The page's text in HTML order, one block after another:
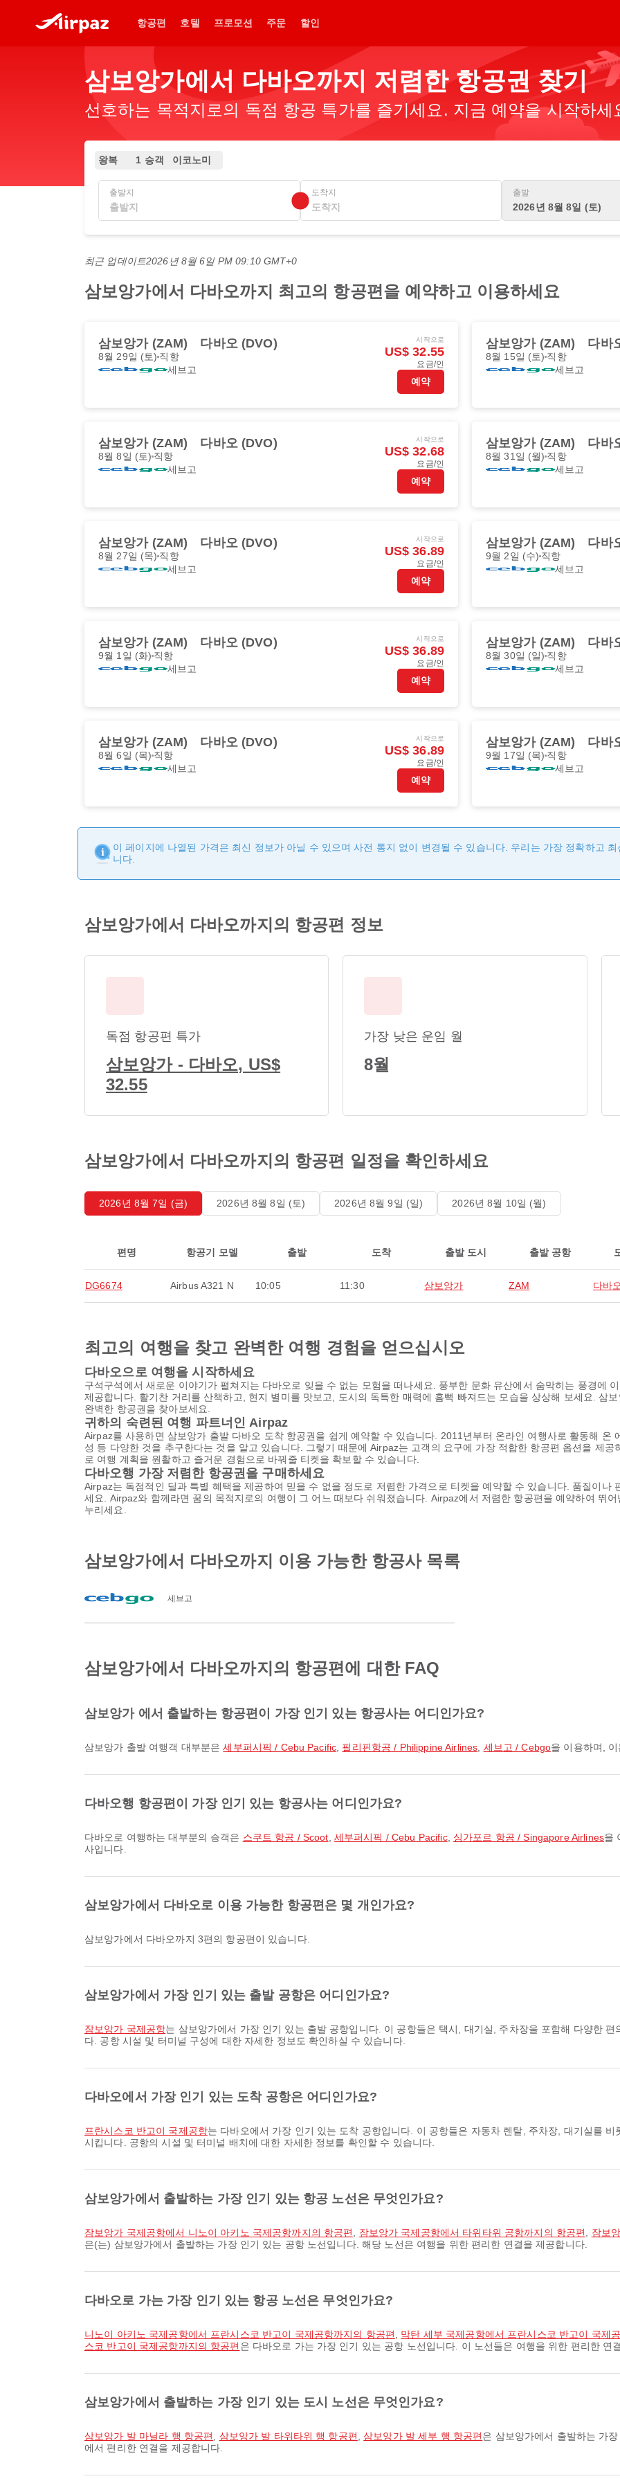
항공편 호텔 프로모션 주문 할인
삼보앙가에서 다바오까지 저렴한 항공권 찾기
선호하는 목적지로의 독점 항공 특가를 즐기세요. 지금 예약을 시작하세
왕복 1 승객 이코노미
출발지 도착지 출발
2026년 8월 8일 (토)
최근 업데이트2026년 8월 6일 PM 09:10 GMT+0
삼보앙가에서 다바오까지 최고의 항공편을 예약하고 이용하세요
삼보앙가 (ZAM) 다바오 (DVO)
8월 29일 (토) 직항
세브고
시작으로
US$ 32.55
요금/인
예약
삼보앙가 (ZAM) 다바
8월 15일 (토) 직항
세브고
삼보앙가 (ZAM) 다바오 (DVO)
8월 8일 (토) 직항
세브고
시작으로
US$ 32.68
요금/인
예약
삼보앙가 (ZAM) 다바
8월 31일 (월) 직항
세브고
삼보앙가 (ZAM) 다바오 (DVO)
8월 27일 (목) 직항
세브고
시작으로
US$ 36.89
요금/인
예약
삼보앙가 (ZAM) 다바
9월 2일 (수) 직항
세브고
삼보앙가 (ZAM) 다바오 (DVO)
9월 1일 (화) 직항
세브고
시작으로
US$ 36.89
요금/인
예약
삼보앙가 (ZAM) 다바
8월 30일 (일) 직항
세브고
삼보앙가 (ZAM) 다바오 (DVO)
8월 6일 (목) 직항
세브고
시작으로
US$ 36.89
요금/인
예약
삼보앙가 (ZAM) 다바
9월 17일 (목) 직항
세브고
이 페이지에 나열된 가격은 최신 정보가 아닐 수 있으며 사전 통지 없이 변경될 수 있습니다. 우리는 가장 정확하고
니다.
삼보앙가에서 다바오까지의 항공편 정보
독점 항공편 특가
삼보앙가 - 다바오, US$
32.55
가장 낮은 운임 월
8월
삼보앙가에서 다바오까지의 항공편 일정을 확인하세요
2026년 8월 7일 (금) 2026년 8월 8일 (토) 2026년 8월 9일 (일) 2026년 8월 10일 (월)
편명 항공기 모델 출발 도착 출발 도시 출발 공항
DG6674 Airbus A321 N 10:05 11:30 삼보앙가 ZAM 다바오
최고의 여행을 찾고 완벽한 여행 경험을 얻으십시오
다바오으로 여행을 시작하세요
구석구석에서 새로운 이야기가 펼쳐지는 다바오로 잊을 수 없는 모험을 떠나세요. 풍부한 문화 유산에서 숨막히는 풍경에
제공합니다. 활기찬 거리를 산책하고, 현지 별미를 맛보고, 도시의 독특한 매력에 흠뻑 빠져드는 모습을 상상해 보세요. 삼
완벽한 항공권을 찾아보세요.
귀하의 숙련된 여행 파트너인 Airpaz
Airpaz를 사용하면 삼보앙가 출발 다바오 도착 항공권을 쉽게 예약할 수 있습니다. 2011년부터 온라인 여행사로 활동해 온
성 등 다양한 것을 추구한다는 것을 알고 있습니다. 그렇기 때문에 Airpaz는 고객의 요구에 가장 적합한 항공편 옵션을 제
로 여행 계획을 원활하고 즐거운 경험으로 바꿔줄 티켓을 확보할 수 있습니다.
다바오행 가장 저렴한 항공권을 구매하세요
Airpaz는 독점적인 딜과 특별 혜택을 제공하여 믿을 수 없을 정도로 저렴한 가격으로 티켓을 예약할 수 있습니다. 품질이나
세요. Airpaz와 함께라면 꿈의 목적지로의 여행이 그 어느 때보다 쉬워졌습니다. Airpaz에서 저렴한 항공편을 예약하여 뛰
누리세요.
삼보앙가에서 다바오까지 이용 가능한 항공사 목록
세브고
삼보앙가에서 다바오까지의 항공편에 대한 FAQ
삼보앙가 에서 출발하는 항공편이 가장 인기 있는 항공사는 어디인가요?
삼보앙가 출발 여행객 대부분은세부퍼시픽 / Cebu Pacific 필리핀항공 / Philippine Airlines 세브고 / Cebgo을 이용하며,
다바오행 항공편이 가장 인기 있는 항공사는 어디인가요?
다바오로 여행하는 대부분의 승객은 스쿠트 항공 / Scoot 세부퍼시픽 / Cebu Pacific, 싱가포르 항공 / Singapore Airlines을
사입니다.
삼보앙가에서 다바오로 이용 가능한 항공편은 몇 개인가요?
삼보앙가에서 다바오까지 3편의 항공편이 있습니다.
삼보앙가에서 가장 인기 있는 출발 공항은 어디인가요?
잠보앙가 국제공항는 삼보앙가에서 가장 인기 있는 출발 공항입니다. 이 공항들은 택시, 대기실, 주차장을 포함해 다양한
다. 공항 시설 및 터미널 구성에 대한 자세한 정보도 확인하실 수 있습니다.
다바오에서 가장 인기 있는 도착 공항은 어디인가요?
프란시스코 반고이 국제공항는 다바오에서 가장 인기 있는 도착 공항입니다. 이 공항들은 자동차 렌탈, 주차장, 대기실를
시킵니다. 공항의 시설 및 터미널 배치에 대한 자세한 정보를 확인할 수 있습니다.
삼보앙가에서 출발하는 가장 인기 있는 항공 노선은 무엇인가요?
잠보앙가 국제공항에서 니노이 아키노 국제공항까지의 항공편 잠보앙가 국제공항에서 타위타위 공항까지의 항공편
잠보
은(는) 삼보앙가에서 출발하는 가장 인기 있는 공항 노선입니다. 해당 노선은 여행을 위한 편리한 연결을 제공합니다.
다바오로 가는 가장 인기 있는 항공 노선은 무엇인가요?
니노이 아키노 국제공항에서 프란시스코 반고이 국제공항까지의 항공편 막탄 세부 국제공항에서 프란시스코 반고이 국제
스코 반고이 국제공항까지의 항공편 은 다바오로 가는 가장 인기 있는 공항 노선입니다. 이 노선들은 여행을 위한 편리한 연
삼보앙가에서 출발하는 가장 인기 있는 도시 노선은 무엇인가요?
삼보앙가 발 마닐라 행 항공편 삼보앙가 발 타위타위 행 항공편 ,삼보앙가 발 세부 행 항공편은 삼보앙가에서 출발하는 가
에서 편리한 연결을 제공합니다.